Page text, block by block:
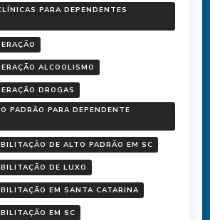
PARA DEPENDENTES
ALCOOLISMO
DROGAS
PADRÃO PARA DEPENDENTE
DE ALTO PADRÃO EM SC
DE LUXO
EM SANTA CATARINA
EM SC